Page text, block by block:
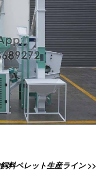
料ペレット生産ライン >>